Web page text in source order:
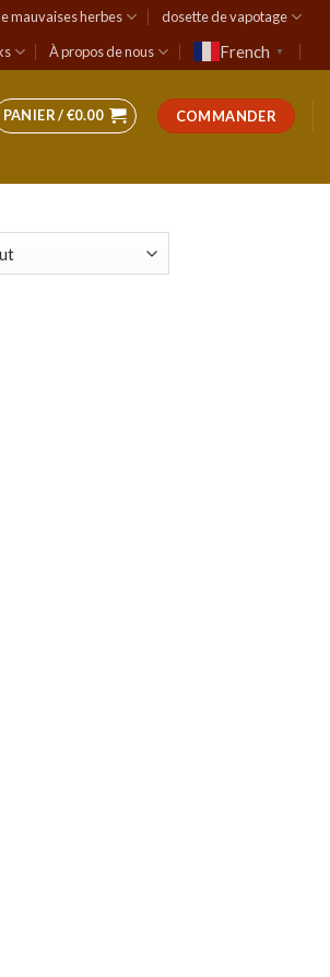
mauvaises herbes
dosette de vapotage
À propos de nous French ▼
PANIER /€0.00 COMMANDER